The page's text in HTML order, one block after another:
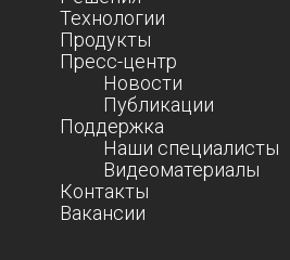
Технологии
Продукты
Пресс-центр
Новости
Публикации
Поддержка
Наши специалисты
Видеоматериалы
Контакты
Вакансии